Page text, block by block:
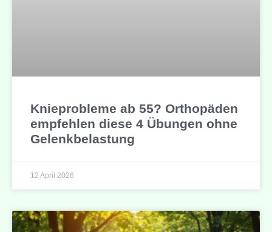
Knieprobleme ab 55? Orthopäden
empfehlen diese 4 Übungen ohne
Gelenkbelastung
12 April 2026